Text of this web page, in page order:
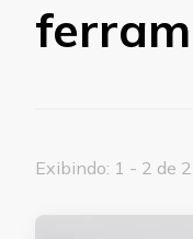
Exibindo: 1 - 2 de